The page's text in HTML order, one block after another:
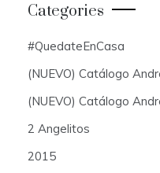
Categories
#QuedateEnCasa
(NUEVO) Catálogo
(NUEVO) Catálogo
2 Angelitos
2015